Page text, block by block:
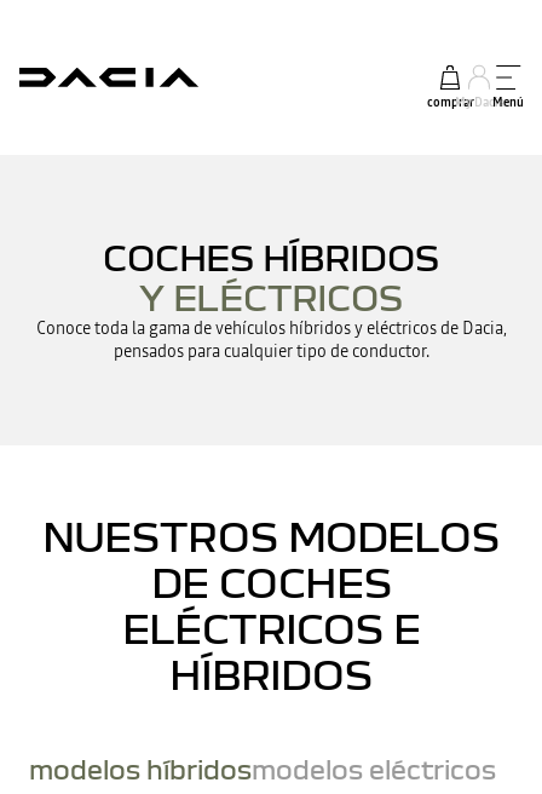
comprarMy DaciaMenú
COCHES HÍBRIDOS
Y ELÉCTRICOS
Conoce toda la gama de vehículos híbridos y eléctricos de Dacia,
pensados para cualquier tipo de conductor.
NUESTROS MODELOS
DE COCHES
ELÉCTRICOS E
HÍBRIDOS
modelos híbridosmodelos eléctricos